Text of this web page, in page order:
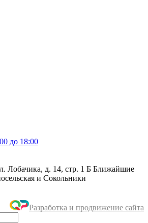
до 18:00
Лобачика, д. 14, стр. 1 Б Ближайшие
и Сокольники
Разработка и продвижение сайта